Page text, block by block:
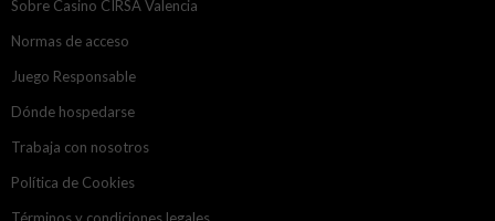
Sobre Casino CIRSA Valencia
Normas de acceso
Juego Responsable
Dónde hospedarse
Trabaja con nosotros
Política de Cookies